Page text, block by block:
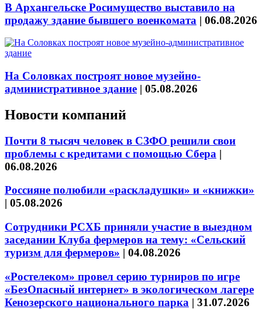
В Архангельске Росимущество выставило на
продажу здание бывшего военкомата | 06.08.2026
На Соловках построят новое музейно-
административное здание | 05.08.2026
Новости компаний
Почти 8 тысяч человек в СЗФО решили свои
проблемы с кредитами с помощью Сбера |
06.08.2026
Россияне полюбили «раскладушки» и «книжки»
| 05.08.2026
Сотрудники РСХБ приняли участие в выездном
заседании Клуба фермеров на тему: «Сельский
туризм для фермеров» | 04.08.2026
«Ростелеком» провел серию турниров по игре
«БезОпасный интернет» в экологическом лагере
Кенозерского национального парка | 31.07.2026